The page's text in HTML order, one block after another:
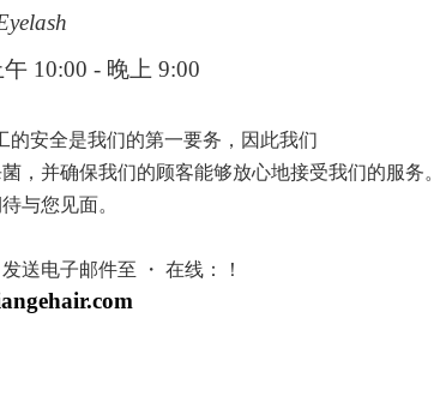
10:00 - 晚上 9:00
安全是我们的第一要务，因此我们
，并确保我们的顾客能够放心地接受我们的服务。
与您见面。
送电子邮件至 ・ 在线：！